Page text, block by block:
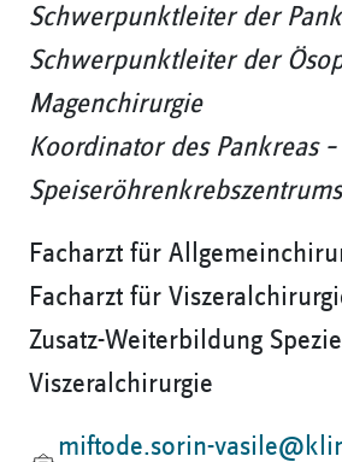
Schwerpunktleiter der
Schwerpunktleiter der
Magenchirurgie
Koordinator des Pankreas
Speiseröhrenkrebszentrums
Facharzt für
Facharzt für
Zusatz-Weiterbildung
Viszeralchirurgie
miftode.sorin-